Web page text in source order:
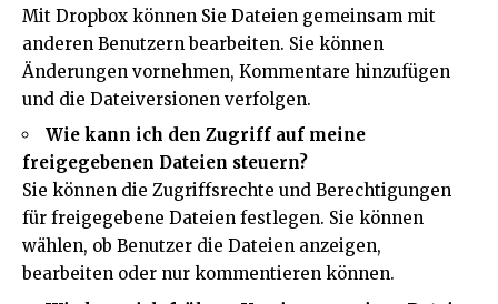
Mit Dropbox können Sie Dateien gemeinsam mit
anderen Benutzern bearbeiten. Sie können
Änderungen vornehmen, Kommentare hinzufügen
und die Dateiversionen verfolgen.
Wie kann ich den Zugriff auf meine
freigegebenen Dateien steuern?
Sie können die Zugriffsrechte und Berechtigungen
für freigegebene Dateien festlegen. Sie können
wählen, ob Benutzer die Dateien anzeigen,
bearbeiten oder nur kommentieren können.